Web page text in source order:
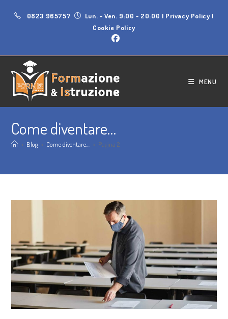
0823 965757 Lun. - Ven. 9:00 - 20:00 | Privacy Policy |
Cookie Policy
MENU
Come diventare…
> Blog > Come diventare… > Pagina 2